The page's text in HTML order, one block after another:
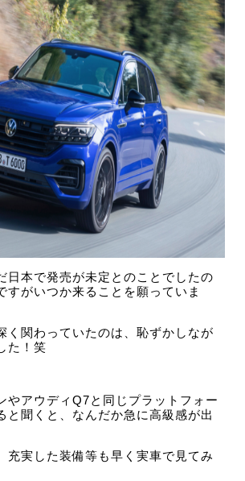
日本で発売が未定とのことでしたの
すがいつか来ることを願っていま
く関わっていたのは、恥ずかしなが
た！笑
やアウディQ7と同じプラットフォー
と聞くと、なんだか急に高級感が出
充実した装備等も早く実車で見てみ